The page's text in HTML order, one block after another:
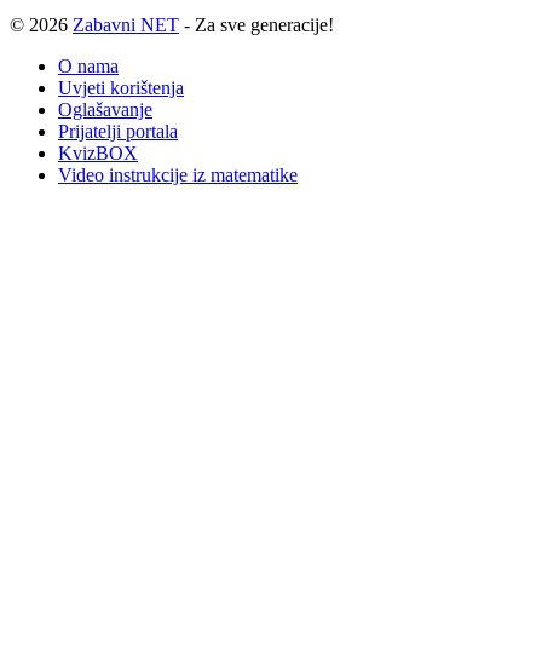
© 2026 Zabavni NET - Za sve generacije!
O nama
Uvjeti korištenja
Oglašavanje
Prijatelji portala
KvizBOX
Video instrukcije iz matematike